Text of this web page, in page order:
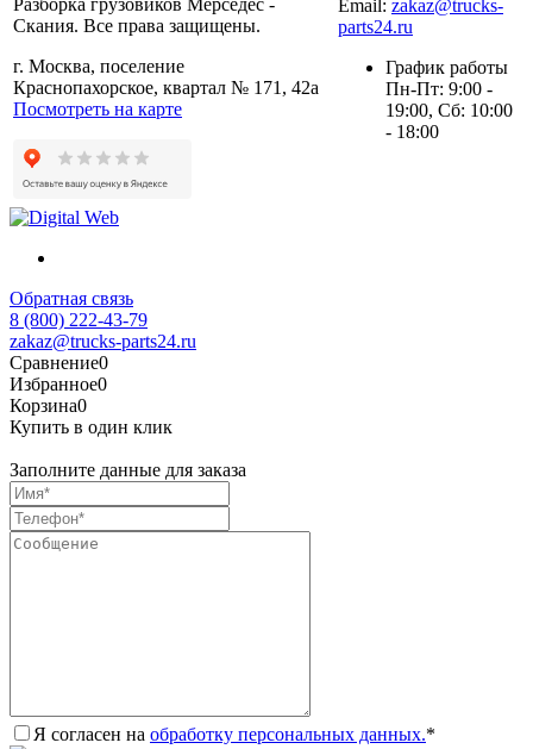
Разборка грузовиков Мерседес -
Скания. Все права защищены.
г. Москва, поселение
Краснопахорское, квартал № 171, 42а
Посмотреть на карте
Email: zakaz@trucks-
parts24.ru
График работы
Пн-Пт: 9:00 -
19:00, Сб: 10:00
- 18:00
Обратная связь
8 (800) 222-43-79
zakaz@trucks-parts24.ru
Сравнение0
Избранное0
Корзина0
Купить в один клик
Заполните данные для заказа
Я согласен на обработку персональных данных.*